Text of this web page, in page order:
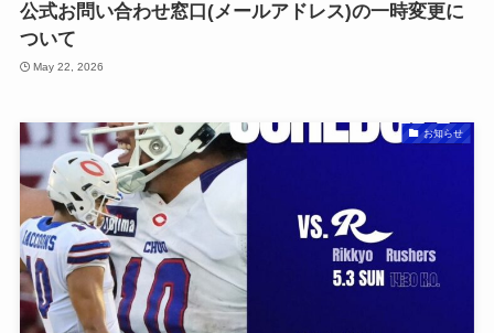
公式お問い合わせ窓口(メールアドレス)の一時変更に
ついて
May 22, 2026
お知らせ